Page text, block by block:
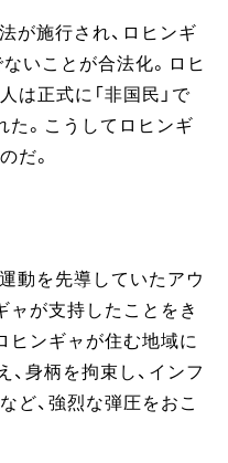
が施行され、ロヒンギ
ないことが合法化。ロヒ
は正式に「非国民」で
た。こうしてロヒンギ
だ。
動を先導していたアウ
ャが支持したことをき
ヒンギャが住む地域に
身柄を拘束し、インフ
ど、強烈な弾圧をおこ